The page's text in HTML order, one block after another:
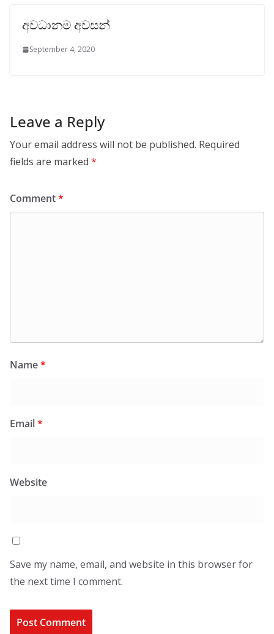
අවධානම අවසන්
September 4, 2020
Leave a Reply
Your email address will not be published. Required
fields are marked *
Comment*
Name*
Email*
Website
Save my name, email, and website in this browser for
the next time I comment.